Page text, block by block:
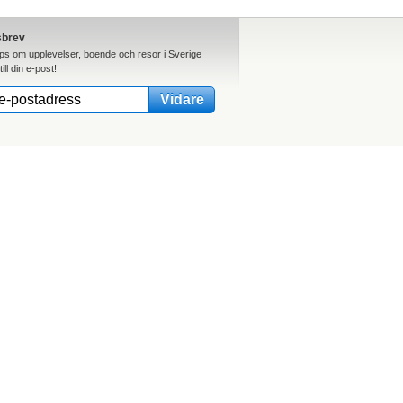
om upplevelser, boende och resor i Sverige
din e-post!